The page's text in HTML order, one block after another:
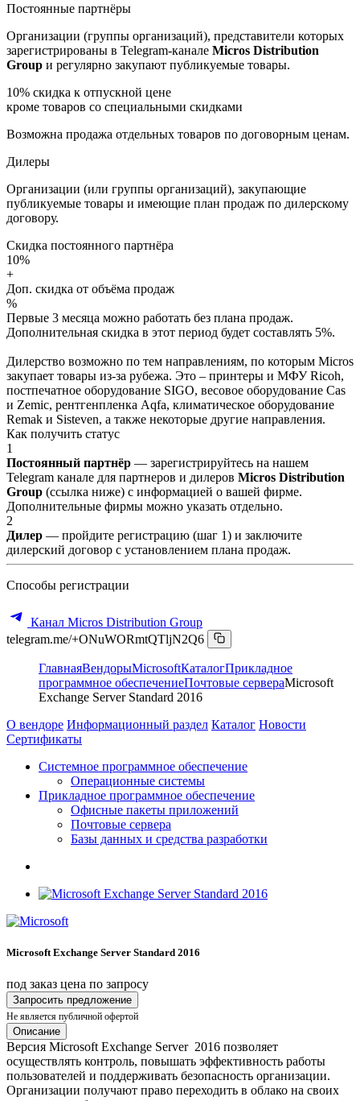
Постоянные партнёры
Организации (группы организаций), представители которых
зарегистрированы в Telegram-канале Micros Distribution
Group и регулярно закупают публикуемые товары.
10% скидка к отпускной цене
кроме товаров со специальными скидками
Возможна продажа отдельных товаров по договорным ценам.
Дилеры
Организации (или группы организаций), закупающие
публикуемые товары и имеющие план продаж по дилерскому
договору.
Скидка постоянного партнёра
10%
+
Доп. скидка от объёма продаж
%
Первые 3 месяца можно работать без плана продаж.
Дополнительная скидка в этот период будет составлять 5%.
Дилерство возможно по тем направлениям, по которым Micros
закупает товары из-за рубежа. Это – принтеры и МФУ Ricoh,
постпечатное оборудование SIGO, весовое оборудование Cas
и Zemic, рентгенпленка Aqfa, климатическое оборудование
Remak и Sisteven, а также некоторые другие направления.
Как получить статус
1
Постоянный партнёр — зарегистрируйтесь на нашем
Telegram канале для партнеров и дилеров Micros Distribution
Group (ссылка ниже) с информацией о вашей фирме.
Дополнительные фирмы можно указать отдельно.
2
Дилер — пройдите регистрацию (шаг 1) и заключите
дилерский договор с установлением плана продаж.
Способы регистрации
Канал Micros Distribution Group
telegram.me/+ONuWORmtQTljN2Q6
ГлавнаяВендорыMicrosoftКаталогПрикладное
программное обеспечениеПочтовые сервераMicrosoft
Exchange Server Standard 2016
О вендоре Информационный раздел Каталог Новости
Сертификаты
Системное программное обеспечение
Операционные системы
Прикладное программное обеспечение
Офисные пакеты приложений
Почтовые сервера
Базы данных и средства разработки
Microsoft Exchange Server Standard 2016
под заказ цена по запросу
Запросить предложение
Не является публичной офертой
Описание
Версия Microsoft Exchange Server 2016 позволяет
осуществлять контроль, повышать эффективность работы
пользователей и поддерживать безопасность организации.
Организации получают право переходить в облако на своих